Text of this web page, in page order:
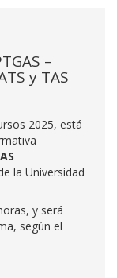
–
y TAS
2025, está
la Universidad
y será
según el